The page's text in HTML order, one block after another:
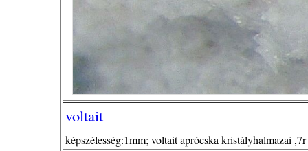
voltait
képszélesség:1mm; voltait aprócska kristályhalmazai ,7r